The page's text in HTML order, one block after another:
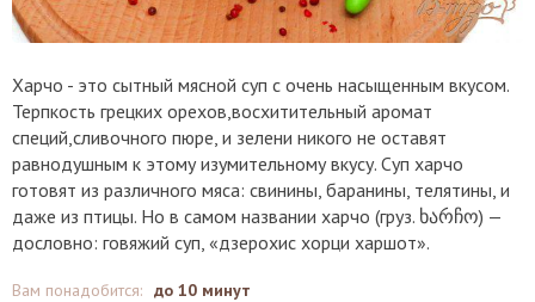
Харчо - это сытный мясной суп с очень насыщенным вкусом.
Терпкость грецких орехов,восхитительный аромат
специй,сливочного пюре, и зелени никого не оставят
равнодушным к этому изумительному вкусу. Суп харчо
готовят из различного мяса: свинины, баранины, телятины, и
даже из птицы. Но в самом названии харчо (груз. ხარჩო) —
дословно: говяжий суп, «дзерохис хорци харшот».
Вам понадобится: до 10 минут